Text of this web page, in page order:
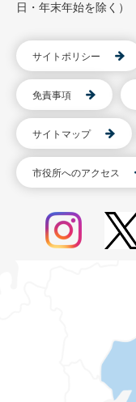
日・年末年始を除く）
サイトポリシー
免責事項
サイトマップ
市役所へのアクセス